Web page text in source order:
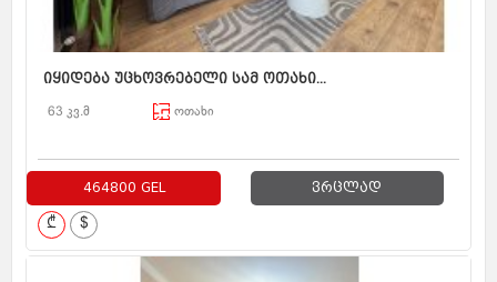
იყიდება უცხოვრებელი სამ ოთახი...
63 კვ.მ ოთახი
464800 GEL ვრცლად
₾ $